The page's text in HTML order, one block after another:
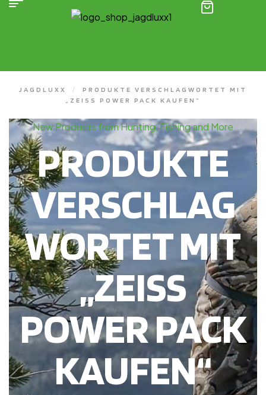
JAGDLUXX /
PRODUKTE VERSCHLAGWORTET MIT
„ZEISS POWER PACK KAUFEN“
New Products from Hunting, Fishing and More
PRODUKTE
VERSCHLAG
WORTET MIT
„ZEISS
POWER PACK
KAUFEN“